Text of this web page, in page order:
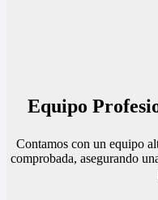
Equipo
Contamos con un equipo
comprobada, asegurando